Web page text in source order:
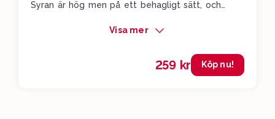
Syran är hög men på ett behagligt sätt, och
fin frukt, hög syra och du kommer känna igen de
Visa mer
259 kr Köp nu!